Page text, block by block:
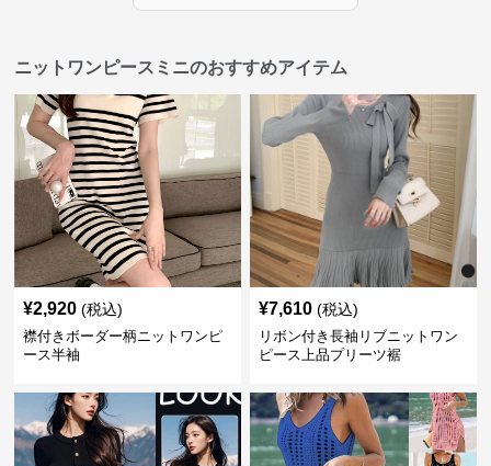
ニットワンピースミニのおすすめアイテム
¥2,920 (税込)
襟付きボーダー柄ニットワンピ
ース半袖
¥7,610 (税込)
リボン付き長袖リブニットワン
ピース上品プリーツ裾